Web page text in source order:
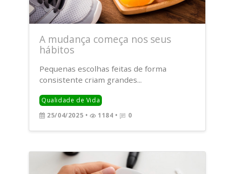
A mudança começa nos seus
hábitos
Pequenas escolhas feitas de forma
consistente criam grandes...
Qualidade de Vida
25/04/2025 • 1184 • 0